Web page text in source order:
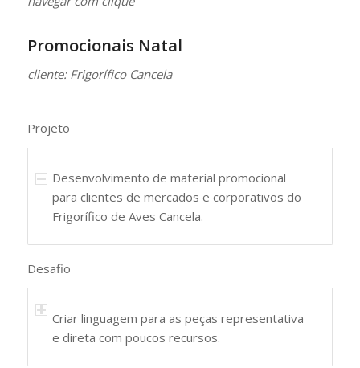
Promocionais Natal
cliente: Frigorífico Cancela
Projeto
Desenvolvimento de material promocional
para clientes de mercados e corporativos do
Frigorífico de Aves Cancela.
Desafio
Criar linguagem para as peças representativa
e direta com poucos recursos.